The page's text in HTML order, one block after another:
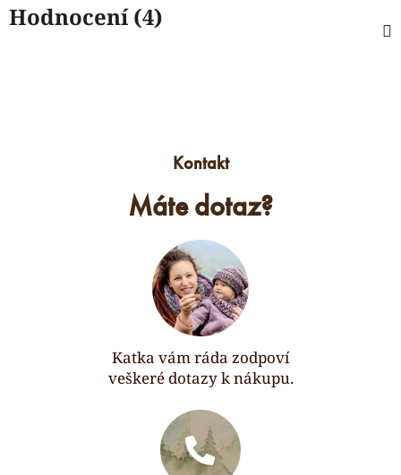
Hodnocení (4)
Kontakt
Máte dotaz?
Katka vám ráda zodpoví
veškeré dotazy k nákupu.